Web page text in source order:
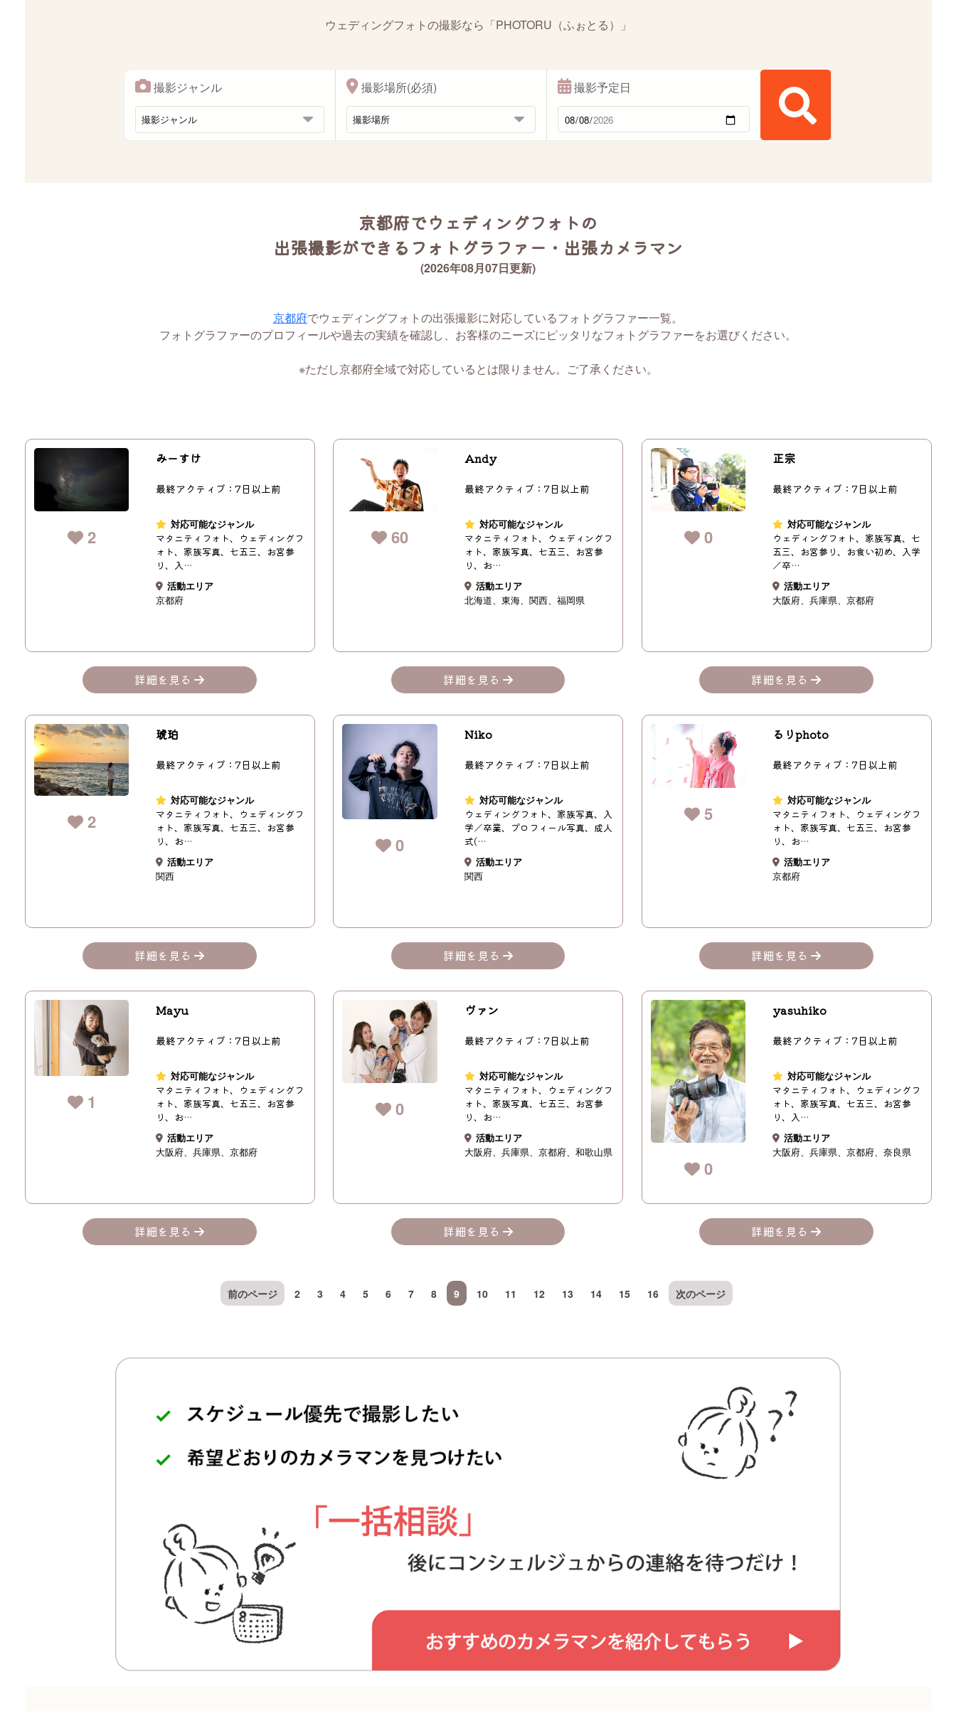
ウェディングフォトの撮影なら「PHOTORU（ふぉとる）」
撮影ジャンル 撮影場所(必須) 撮影予定日
京都府でウェディングフォトの
出張撮影ができるフォトグラファー・出張カメラマン
(2026年08月07日更新)
京都府でウェディングフォトの出張撮影に対応しているフォトグラファー一覧。
フォトグラファーのプロフィールや過去の実績を確認し、お客様のニーズにピッタリなフォトグラファーをお選びください。
※ただし京都府全域で対応しているとは限りません。ご了承ください。
2
みーすけ
最終アクティブ：7日以上前
対応可能なジャンル
マタニティフォト、ウェディングフ
ォト、家族写真、七五三、お宮参
り、入…
活動エリア
京都府
詳細を見る
60
Andy
最終アクティブ：7日以上前
対応可能なジャンル
マタニティフォト、ウェディングフ
ォト、家族写真、七五三、お宮参
り、お…
活動エリア
北海道
東海 関西 福岡県
詳細を見る
0
正宗
最終アクティブ：7日以上前
対応可能なジャンル
ウェディングフォト、家族写真、七
五三、お宮参り、お食い初め、入学
／卒…
活動エリア
大阪府
兵庫県 京都府
詳細を見る
2
琥珀
最終アクティブ：7日以上前
対応可能なジャンル
マタニティフォト、ウェディングフ
ォト、家族写真、七五三、お宮参
り、お…
活動エリア
関西
詳細を見る
0
Niko
最終アクティブ：7日以上前
対応可能なジャンル
ウェディングフォト、家族写真、入
学／卒業、プロフィール写真、成人
式(…
活動エリア
関西
詳細を見る
5
るりphoto
最終アクティブ：7日以上前
対応可能なジャンル
マタニティフォト、ウェディングフ
ォト、家族写真、七五三、お宮参
り、お…
活動エリア
京都府
詳細を見る
1
Mayu
最終アクティブ：7日以上前
対応可能なジャンル
マタニティフォト、ウェディングフ
ォト、家族写真、七五三、お宮参
り、お…
活動エリア
大阪府
兵庫県 京都府
詳細を見る
0
ヴァン
最終アクティブ：7日以上前
対応可能なジャンル
マタニティフォト、ウェディングフ
ォト、家族写真、七五三、お宮参
り、お…
活動エリア
大阪府
兵庫県 京都府 和歌山県
詳細を見る
0
yasuhiko
最終アクティブ：7日以上前
対応可能なジャンル
マタニティフォト、ウェディングフ
ォト、家族写真、七五三、お宮参
り、入…
活動エリア
大阪府
兵庫県 京都府 奈良県
詳細を見る
前のページ 2 3 4 5 6 7 8 9 10 11 12 13 14 15 16 次のページ